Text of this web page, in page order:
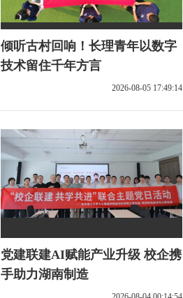
倾听古村回响！长理青年以数字
技术留住千年方言
2026-08-05 17:49:14
党建联建AI赋能产业升级 校企携
手助力湖南制造